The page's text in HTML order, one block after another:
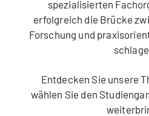
spezialisierten
erfolgreich die Brücke
Forschung und
Entdecken Sie unsere
wählen Sie den